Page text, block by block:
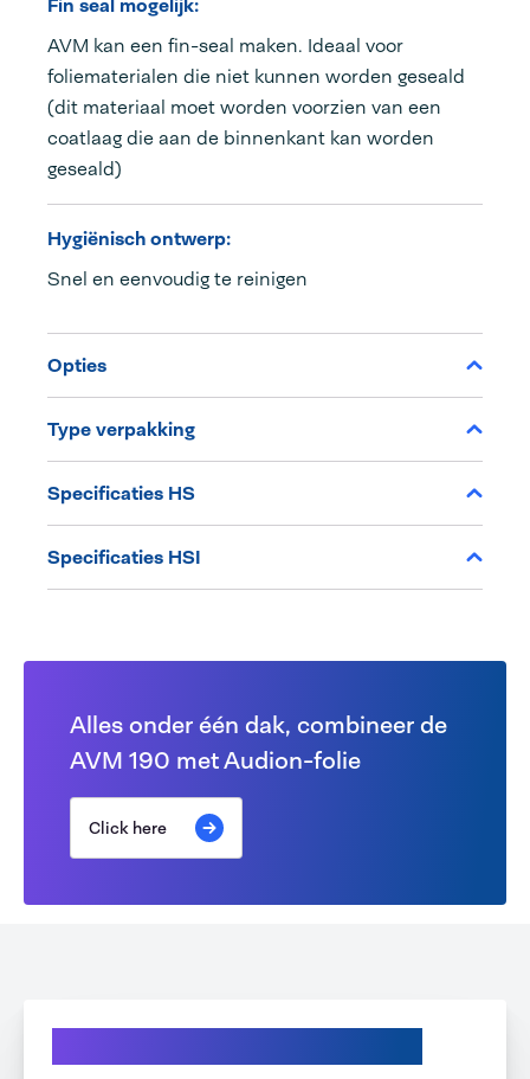
Fin seal mogelijk:
AVM kan een fin-seal maken. Ideaal voor
foliematerialen die niet kunnen worden geseald
(dit materiaal moet worden voorzien van een
coatlaag die aan de binnenkant kan worden
geseald)
Hygiënisch ontwerp:
Snel en eenvoudig te reinigen
Opties
Type verpakking
Specificaties HS
Specificaties HSI
Alles onder één dak, combineer de
AVM 190 met Audion-folie
Click here